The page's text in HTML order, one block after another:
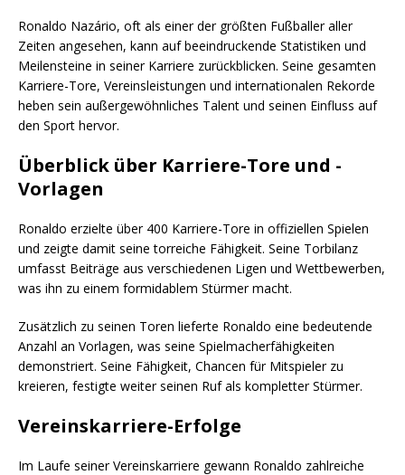
Ronaldo Nazário, oft als einer der größten Fußballer aller
Zeiten angesehen, kann auf beeindruckende Statistiken und
Meilensteine in seiner Karriere zurückblicken. Seine gesamten
Karriere-Tore, Vereinsleistungen und internationalen Rekorde
heben sein außergewöhnliches Talent und seinen Einfluss auf
den Sport hervor.
Überblick über Karriere-Tore und -
Vorlagen
Ronaldo erzielte über 400 Karriere-Tore in offiziellen Spielen
und zeigte damit seine torreiche Fähigkeit. Seine Torbilanz
umfasst Beiträge aus verschiedenen Ligen und Wettbewerben,
was ihn zu einem formidablem Stürmer macht.
Zusätzlich zu seinen Toren lieferte Ronaldo eine bedeutende
Anzahl an Vorlagen, was seine Spielmacherfähigkeiten
demonstriert. Seine Fähigkeit, Chancen für Mitspieler zu
kreieren, festigte weiter seinen Ruf als kompletter Stürmer.
Vereinskarriere-Erfolge
Im Laufe seiner Vereinskarriere gewann Ronaldo zahlreiche